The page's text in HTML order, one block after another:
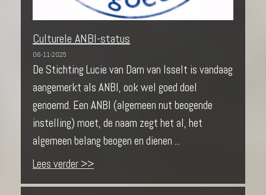
Culturele ANBI-status
06-11-2025
De Stichting Lucie van Dam van Isselt is vandaag
aangemerkt als ANBI, ook wel goed doel
genoemd. Een ANBI (algemeen nut beogende
instelling) moet, de naam zegt het al, het
algemeen belang beogen en dienen ...
Lees verder >>